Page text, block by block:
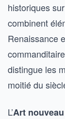
historiques
combinent
Renaissance
distingue les
moitié du
L’Art nouveau